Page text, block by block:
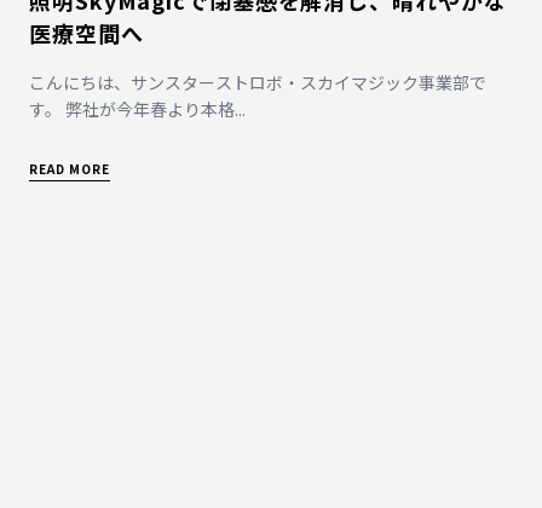
医療空間へ
こんにちは、サンスターストロボ・スカイマジック事業部で
す。 弊社が今年春より本格...
READ MORE